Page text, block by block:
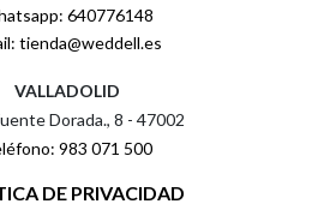
640776148
tienda@weddell.es
VALLADOLID
Dorada., 8 - 47002
983 071 500
DE PRIVACIDAD